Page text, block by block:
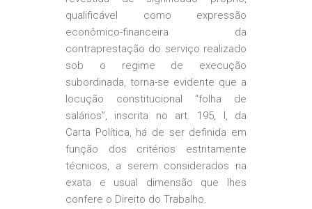
qualificável como expressão
econômico-financeira da
contraprestação do serviço realizado
sob o regime de execução
subordinada, torna-se evidente que a
locução constitucional “folha de
salários”, inscrita no art. 195, I, da
Carta Política, há de ser definida em
função dos critérios estritamente
técnicos, a serem considerados na
exata e usual dimensão que lhes
confere o Direito do Trabalho.